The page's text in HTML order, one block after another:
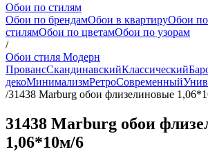
Обои по стилям
Обои по брендамОбои в квартируОбои
стилямОбои по цветамОбои по узорам
/
Обои стиля Модерн
ПровансСкандинавскийКлассический
декоМинимализмРетроСовременный
/31438 Marburg обои флизелиновые
31438 Marburg обои
1,06*10м/6